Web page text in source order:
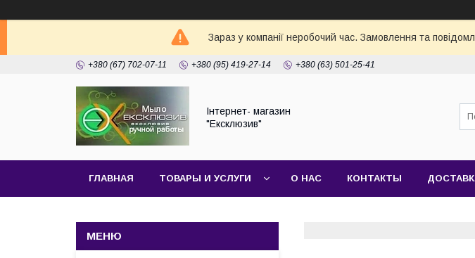
Зараз у компанії неробочий час. Замовлення та
+380 (67) 702-07-11 +380 (95) 419-27-14 +380 (63) 501-25-41
Інтернет- магазин
"Ексклюзив"
ГЛАВНАЯ ТОВАРЫ И УСЛУГИ О НАС КОНТАКТЫ